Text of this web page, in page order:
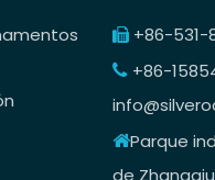
 +86-531-
 +86-
Parque
de